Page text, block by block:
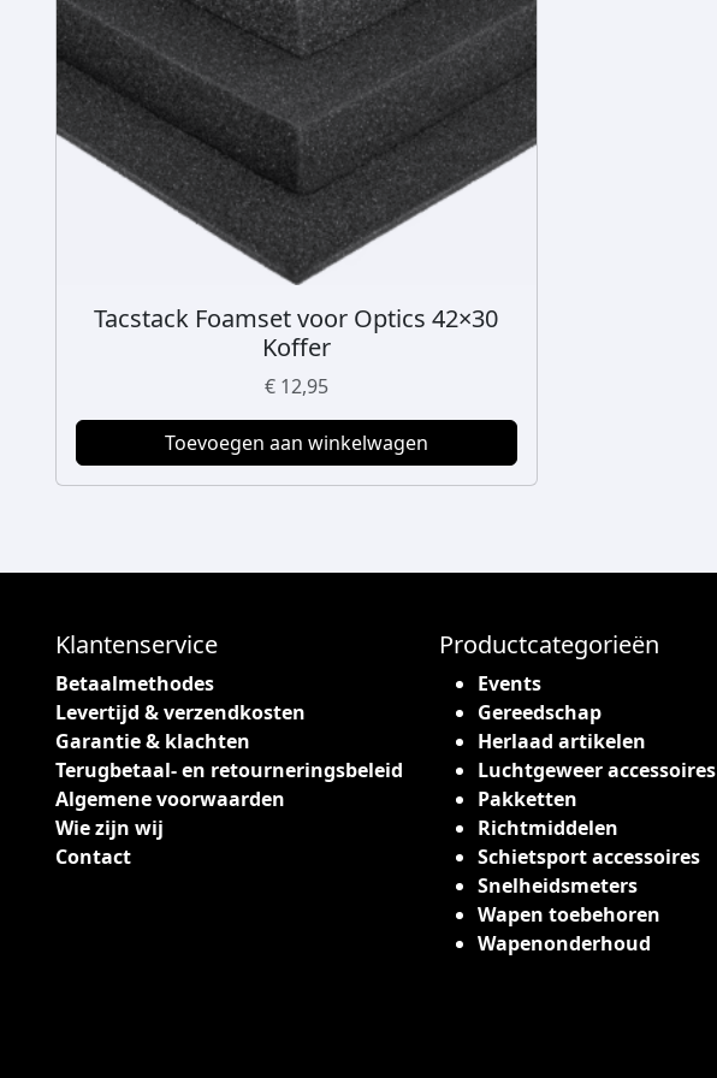
Tacstack Foamset voor Optics 42×30
Koffer
€12,95
Toevoegen aan winkelwagen
Klantenservice
Betaalmethodes
Levertijd & verzendkosten
Garantie & klachten
Terugbetaal- en retourneringsbeleid
Algemene voorwaarden
Wie zijn wij
Contact
Productcategorieën
Events
Gereedschap
Herlaad artikelen
Luchtgeweer accessoires
Pakketten
Richtmiddelen
Schietsport accessoires
Snelheidsmeters
Wapen toebehoren
Wapenonderhoud